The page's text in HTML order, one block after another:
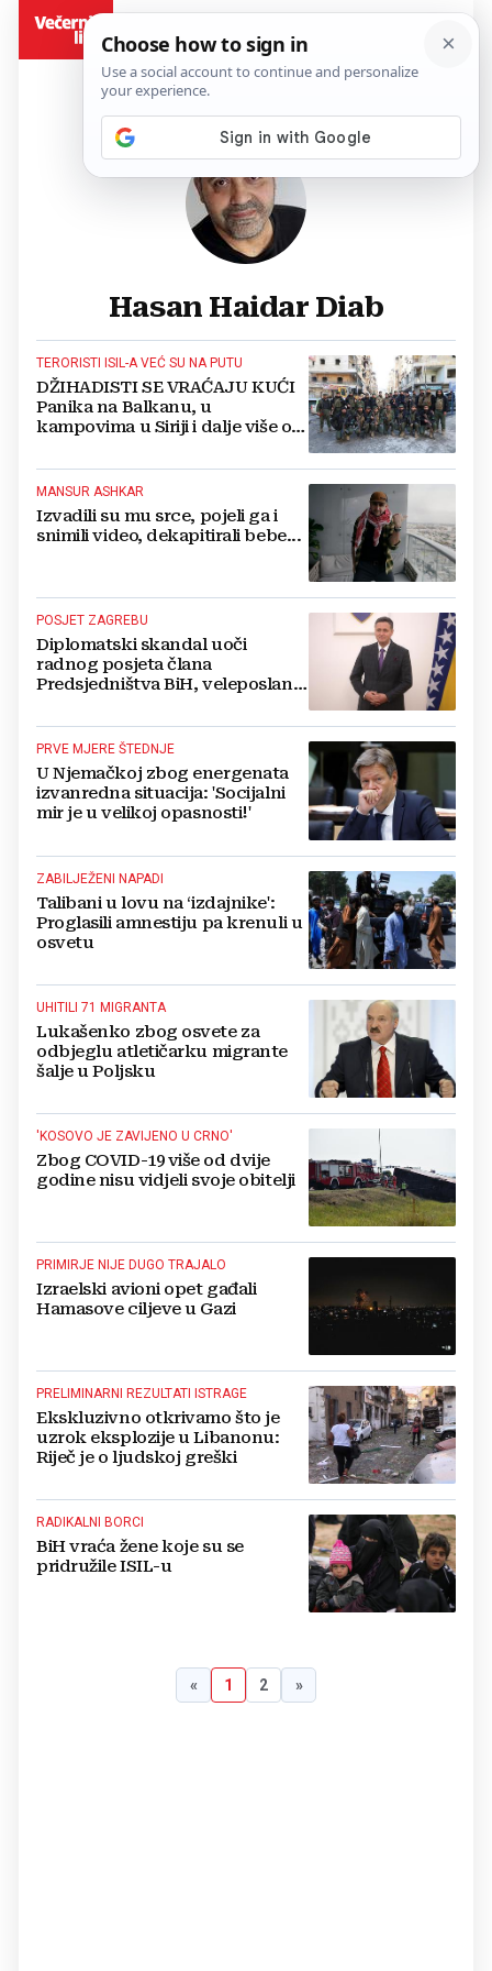
Hasan Haidar Diab
TERORISTI ISIL-A VEĆ SU NA PUTU
DŽIHADISTI SE VRAĆAJU KUĆI
Panika na Balkanu, u
kampovima u Siriji i dalje više od
MANSUR ASHKAR
Izvadili su mu srce, pojeli ga i
snimili video, dekapitirali bebe...
POSJET ZAGREBU
Diplomatski skandal uoči
radnog posjeta člana
Predsjedništva BiH, veleposlanik
PRVE MJERE ŠTEDNJE
U Njemačkoj zbog energenata
izvanredna situacija: 'Socijalni
mir je u velikoj opasnosti!'
ZABILJEŽENI NAPADI
Talibani u lovu na ‘izdajnike':
Proglasili amnestiju pa krenuli u
osvetu
UHITILI 71 MIGRANTA
Lukašenko zbog osvete za
odbjeglu atletičarku migrante
šalje u Poljsku
'KOSOVO JE ZAVIJENO U CRNO'
Zbog COVID-19 više od dvije
godine nisu vidjeli svoje obitelji
PRIMIRJE NIJE DUGO TRAJALO
Izraelski avioni opet gađali
Hamasove ciljeve u Gazi
PRELIMINARNI REZULTATI ISTRAGE
Ekskluzivno otkrivamo što je
uzrok eksplozije u Libanonu:
Riječ je o ljudskoj greški
RADIKALNI BORCI
BiH vraća žene koje su se
pridružile ISIL-u
« 1 2 »